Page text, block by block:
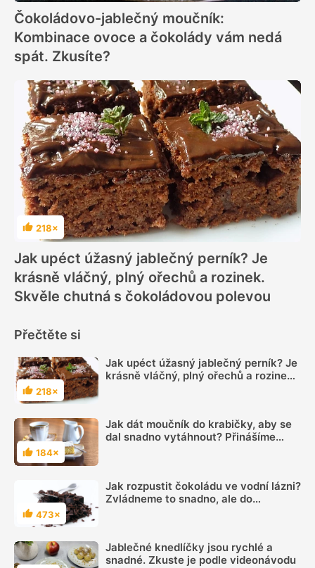
Čokoládovo-jablečný moučník:
Kombinace ovoce a čokolády vám nedá
spát. Zkusíte?
Hodnocení
218×
Jak upéct úžasný jablečný perník? Je
krásně vláčný, plný ořechů a rozinek.
Skvěle chutná s čokoládovou polevou
Přečtěte si
Hodnocení
218×
Jak upéct úžasný jablečný perník? Je
krásně vláčný, plný ořechů a rozinek.
Hodnocení
184×
Jak dát moučník do krabičky, aby se
dal snadno vytáhnout? Přinášíme
Hodnocení
473×
Jak rozpustit čokoládu ve vodní lázni?
Zvládneme to snadno, ale do
Jablečné knedlíčky jsou rychlé a
snadné. Zkuste je podle videonávodu